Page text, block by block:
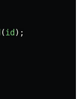
(id );